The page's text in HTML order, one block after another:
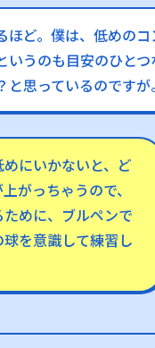
ほど。僕は、低めのコ
いうのも目安のひと
と思っているのですが。
にいかないと、ど
がっちゃうので、
めに、ブルペンで
を意識して練習し